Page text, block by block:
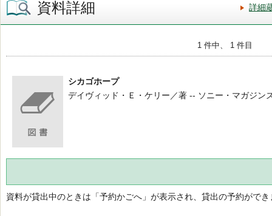
資料詳細 詳細
1 件中、 1 件目
シカゴホープ
デイヴィッド・Ｅ・ケリー／著 -- ソニー・マガジン
資料が貸出中のときは「予約かごへ」が表示され、貸出の予約ができ